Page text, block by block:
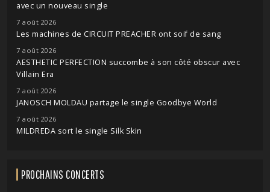
avec un nouveau single
7 août 2026
Les machines de CIRCUIT PREACHER ont soif de sang
7 août 2026
AESTHETIC PERFECTION succombe à son côté obscur avec
Villain Era
7 août 2026
JANOSCH MOLDAU partage le single Goodbye World
7 août 2026
MILDREDA sort le single Silk Skin
PROCHAINS CONCERTS